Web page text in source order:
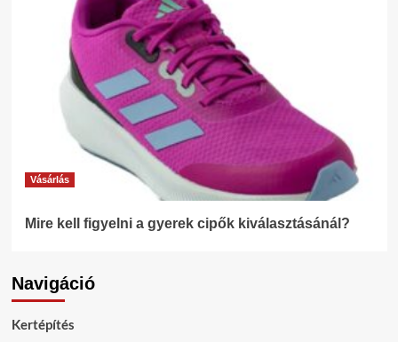
Vásárlás
Mire kell figyelni a gyerek cipők kiválasztásánál?
Navigáció
Kertépítés